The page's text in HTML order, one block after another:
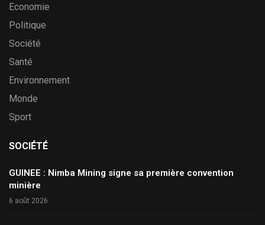
Economie
Politique
Société
Santé
Environnement
Monde
Sport
SOCIÉTÉ
GUINEE : Nimba Mining signe sa première convention
minière
6 août 2026